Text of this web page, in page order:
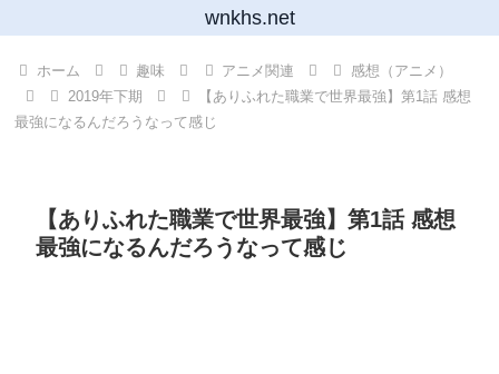
wnkhs.net
ホーム 趣味 アニメ関連
感想（アニメ）
2019年下期
【ありふれた職業で世界最強】第1話 感想
最強になるんだろうなって感じ
【ありふれた職業で世界最強】第1話 感想
最強になるんだろうなって感じ